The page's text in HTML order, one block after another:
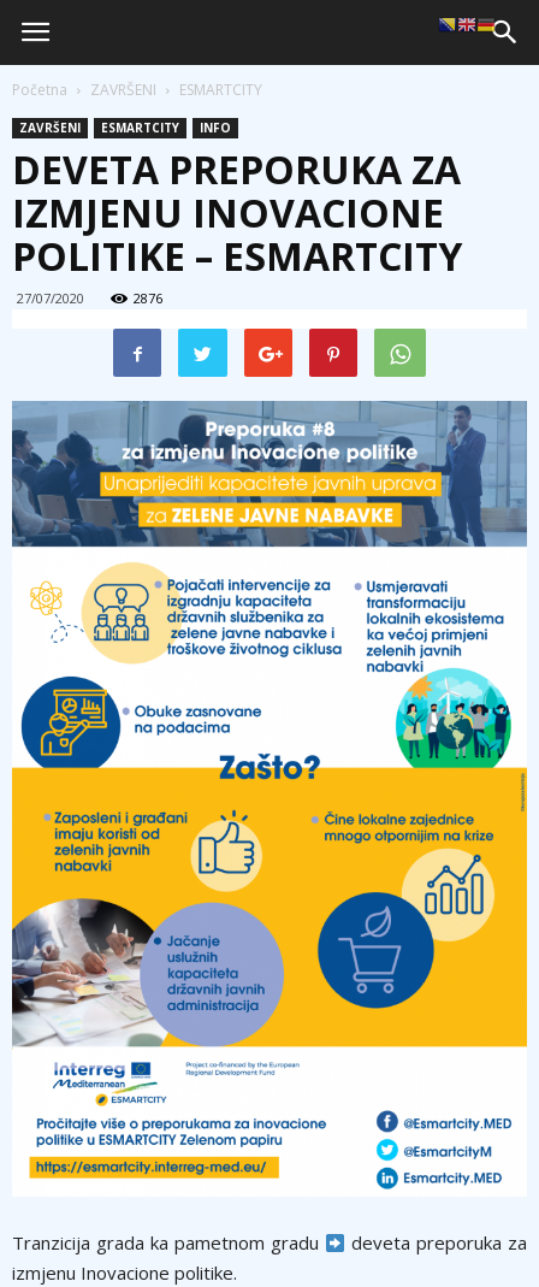
Početna ZAVRŠENI ESMARTCITY
ZAVRŠENI ESMARTCITY INFO
DEVETA PREPORUKA ZA
IZMJENU INOVACIONE
POLITIKE – ESMARTCITY
27/07/2020 2876
Tranzicija grada ka pametnom gradu
deveta preporuka za
izmjenu Inovacione politike.